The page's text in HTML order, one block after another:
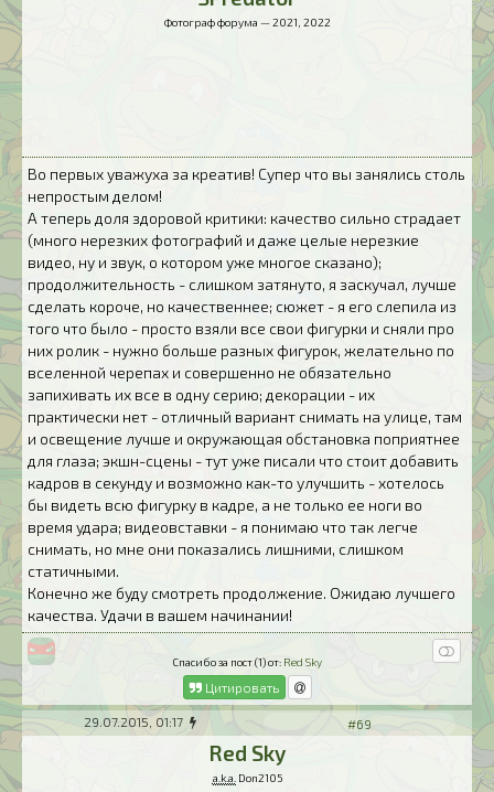
Фотограф форума — 2021, 2022
Во первых уважуха за креатив! Супер что вы занялись столь
непростым делом!
А теперь доля здоровой критики: качество сильно страдает
(много нерезких фотографий и даже целые нерезкие
видео, ну и звук, о котором уже многое сказано);
продолжительность - слишком затянуто, я заскучал, лучше
сделать короче, но качественнее; сюжет - я его слепила из
того что было - просто взяли все свои фигурки и сняли про
них ролик - нужно больше разных фигурок, желательно по
вселенной черепах и совершенно не обязательно
запихивать их все в одну серию; декорации - их
практически нет - отличный вариант снимать на улице, там
и освещение лучше и окружающая обстановка поприятнее
для глаза; экшн-сцены - тут уже писали что стоит добавить
кадров в секунду и возможно как-то улучшить - хотелось
бы видеть всю фигурку в кадре, а не только ее ноги во
время удара; видеовставки - я понимаю что так легче
снимать, но мне они показались лишними, слишком
статичными.
Конечно же буду смотреть продолжение. Ожидаю лучшего
качества. Удачи в вашем начинании!
Спасибо за пост (1) от: Red Sky
Цитировать
29.07.2015, 01:17 #69
Red Sky
a.k.a. Don2105